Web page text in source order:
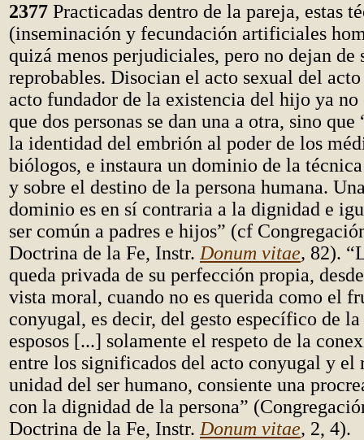
2377 Practicadas dentro de la pareja, estas
(inseminación y fecundación artificiales
quizá menos perjudiciales, pero no dejan de
reprobables. Disocian el acto sexual del
acto fundador de la existencia del hijo ya no
que dos personas se dan una a otra, sino
la identidad del embrión al poder de los
biólogos, e instaura un dominio de la
y sobre el destino de la persona humana.
dominio es en sí contraria a la dignidad e
ser común a padres e hijos” (cf
Doctrina de la Fe, Instr. Donum vitae, 82).
queda privada de su perfección propia,
vista moral, cuando no es querida como el
conyugal, es decir, del gesto específico de
esposos [...] solamente el respeto de la
entre los significados del acto conyugal y el
unidad del ser humano, consiente una
con la dignidad de la persona”
Doctrina de la Fe, Instr. Donum vitae, 2, 4).